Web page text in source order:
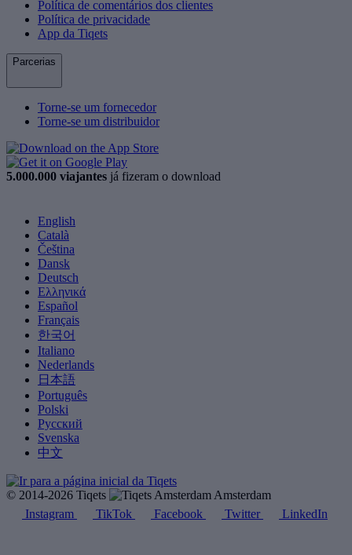
Política de comentários dos clientes
Política de privacidade
App da Tiqets
Parcerias
Torne-se um fornecedor
Torne-se um distribuidor
5.000.000 viajantes já fizeram o download
English
Català
Čeština
Dansk
Deutsch
Ελληνικά
Español
Français
한국어
Italiano
Nederlands
日本語
Português
Polski
Русский
Svenska
中文
© 2014-2026 Tiqets
Amsterdam
Instagram
TikTok Facebook Twitter LinkedIn